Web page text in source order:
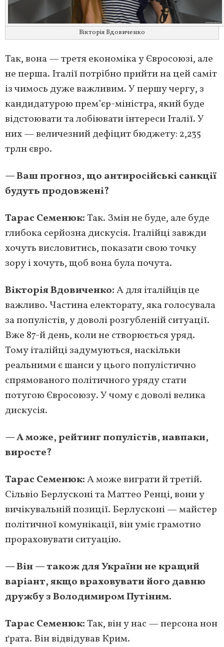
Вікторія Вдовиченко
Так, вона — третя економіка у Євросоюзі, але
не перша. Італії потрібно прийти на цей саміт
із чимось дуже важливим. У першу чергу, з
кандидатурою прем’єр-міністра, який буде
відстоювати та лобіювати інтереси Італії. У
них — величезний дефіцит бюджету: 2,235
трлн євро.
— Ваш прогноз, що антиросійські санкції
будуть продовжені?
Тарас Семенюк:Так. Змін не буде, але буде
глибока серйозна дискусія. Італійці завжди
хочуть висловитись, показати свою точку
зору і хочуть, щоб вона була почута.
Вікторія Вдовиченко:А для італійців це
важливо. Частина електорату, яка голосувала
за популістів, у доволі розгубленій ситуації.
Вже 87-й день, коли не створюється уряд.
Тому італійці задумуються, наскільки
реальними є шанси у цього популістично
спрямованого політичного уряду стати
потугою Євросоюзу. У чому є доволі велика
дискусія.
​— А може, рейтинг популістів, навпаки,
виросте?
Тарас Семенюк:А може виграти й третій.
Сільвіо Берлусконі та Маттео Ренці, вони у
вичікувальній позиції. Берлусконі — майстер
політичної комунікації, він уміє грамотно
прораховувати ситуацію.
— Він — також для України не кращий
варіант, якщо враховувати його давню
дружбу з Володимиром Путіним.
Тарас Семенюк:Так, він у нас — персона нон
ґрата. Він відвідував Крим.